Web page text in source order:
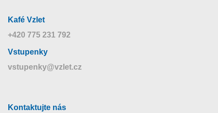
Kafé Vzlet
+420 775 231 792
Vstupenky
vstupenky@vzlet.cz
Kontaktujte nás